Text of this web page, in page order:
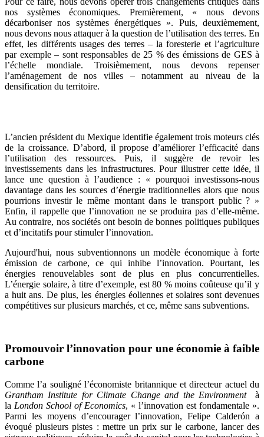
nos systèmes économiques. Premièrement, « nous devons
décarboniser nos systèmes énergétiques ». Puis, deuxièmement,
nous devons nous attaquer à la question de l’utilisation des terres. En
effet, les différents usages des terres – la foresterie et l’agriculture
par exemple – sont responsables de 25 % des émissions de GES à
l’échelle mondiale. Troisièmement, nous devons repenser
l’aménagement de nos villes – notamment au niveau de la
densification du territoire.
L’ancien président du Mexique identifie également trois moteurs clés
de la croissance. D’abord, il propose d’améliorer l’efficacité dans
l’utilisation des ressources. Puis, il suggère de revoir les
investissements dans les infrastructures. Pour illustrer cette idée, il
lance une question à l’audience : « pourquoi investissons-nous
davantage dans les sources d’énergie traditionnelles alors que nous
pourrions investir le même montant dans le transport public ? »
Enfin, il rappelle que l’innovation ne se produira pas d’elle-même.
Au contraire, nos sociétés ont besoin de bonnes politiques publiques
et d’incitatifs pour stimuler l’innovation.
Aujourd'hui, nous subventionnons un modèle économique à forte
émission de carbone, ce qui inhibe l’innovation. Pourtant, les
énergies renouvelables sont de plus en plus concurrentielles.
L’énergie solaire, à titre d’exemple, est 80 % moins coûteuse qu’il y
a huit ans. De plus, les énergies éoliennes et solaires sont devenues
compétitives sur plusieurs marchés, et ce, même sans subventions.
Promouvoir l’innovation pour une économie à faible
carbone
Comme l’a souligné l’économiste britannique et directeur actuel du
Grantham Institute for Climate Change and the Environment
à
la London School of Economics, « l’innovation est fondamentale ».
Parmi les moyens d’encourager l’innovation, Felipe Calderón a
évoqué plusieurs pistes : mettre un prix sur le carbone, lancer des